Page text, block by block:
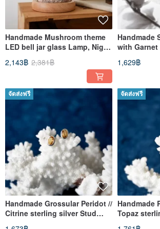
Handmade Mushroom theme
LED bell jar glass Lamp, Night
2,143฿ 2,381฿
Handmade
with
silver
1,629฿
จัดส่งฟรี
Handmade Grossular Peridot //
Citrine sterling silver Stud
Earring
จัดส่งฟรี
Handmade
Topaz
Earring